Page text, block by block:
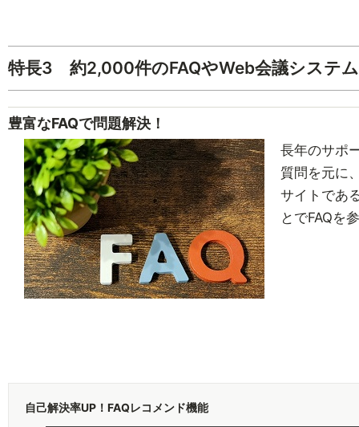
特長3 約2,000件のFAQやWeb会議システ
豊富なFAQで問題解決！
長年のサポ
質問を元に
サイトであ
とでFAQを
自己解決率UP！FAQレコメンド機能